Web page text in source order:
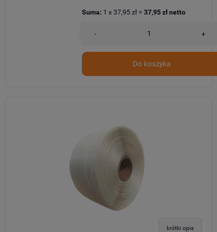
- +
Do koszyka
Suma: 1 x37,95 zł = 37,95 złnetto
krótki opis